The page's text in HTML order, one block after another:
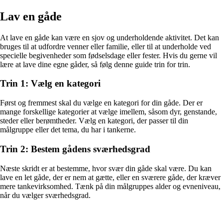
Lav en gåde
At lave en gåde kan være en sjov og underholdende aktivitet. Det kan
bruges til at udfordre venner eller familie, eller til at underholde ved
specielle begivenheder som fødselsdage eller fester. Hvis du gerne vil
lære at lave dine egne gåder, så følg denne guide trin for trin.
Trin 1: Vælg en kategori
Først og fremmest skal du vælge en kategori for din gåde. Der er
mange forskellige kategorier at vælge imellem, såsom dyr, genstande,
steder eller berømtheder. Vælg en kategori, der passer til din
målgruppe eller det tema, du har i tankerne.
Trin 2: Bestem gådens sværhedsgrad
Næste skridt er at bestemme, hvor svær din gåde skal være. Du kan
lave en let gåde, der er nem at gætte, eller en sværere gåde, der kræver
mere tankevirksomhed. Tænk på din målgruppes alder og evneniveau,
når du vælger sværhedsgrad.